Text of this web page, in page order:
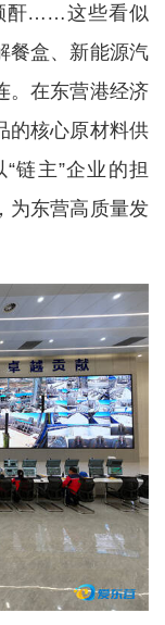
酐……这些看似
餐盒、新能源汽
。在东营港经济
的核心原材料供
链主”企业的担
为东营高质量发